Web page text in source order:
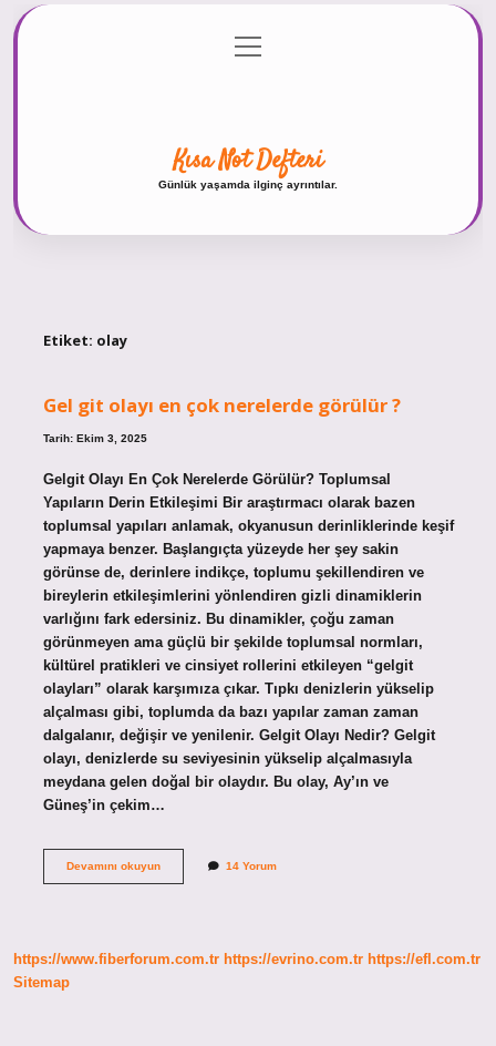
Gizlilik Politikası
menüyü
aç
Kısa Not Defteri
Günlük yaşamda ilginç ayrıntılar.
Etiket: olay
Gel git olayı en çok nerelerde görülür ?
Tarih: Ekim 3, 2025
Gelgit Olayı En Çok Nerelerde Görülür? Toplumsal
Yapıların Derin Etkileşimi Bir araştırmacı olarak bazen
toplumsal yapıları anlamak, okyanusun derinliklerinde keşif
yapmaya benzer. Başlangıçta yüzeyde her şey sakin
görünse de, derinlere indikçe, toplumu şekillendiren ve
bireylerin etkileşimlerini yönlendiren gizli dinamiklerin
varlığını fark edersiniz. Bu dinamikler, çoğu zaman
görünmeyen ama güçlü bir şekilde toplumsal normları,
kültürel pratikleri ve cinsiyet rollerini etkileyen “gelgit
olayları” olarak karşımıza çıkar. Tıpkı denizlerin yükselip
alçalması gibi, toplumda da bazı yapılar zaman zaman
dalgalanır, değişir ve yenilenir. Gelgit Olayı Nedir? Gelgit
olayı, denizlerde su seviyesinin yükselip alçalmasıyla
meydana gelen doğal bir olaydır. Bu olay, Ay’ın ve
Güneş’in çekim…
Devamını okuyunGel
görülür
14 Yorum
https://www.fiberforum.com.tr https://evrino.com.tr https://efl.com.tr
Sitemap